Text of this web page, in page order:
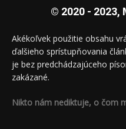
© 2020 - 2023,
Akékoľvek použitie obsahu
ďalšieho sprístupňovania
je bez predchádzajúceho
zakázané.
Nikto nám nediktuje, o čom